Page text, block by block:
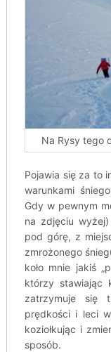
Na Rysy tego
Pojawia się za to
warunkami
Gdy w pewnym
na zdjęciu
pod górę, z
zmrożonego
koło mnie jakiś
którzy stawiając
zatrzymuje się
prędkości i leci
koziołkując i
sposób.